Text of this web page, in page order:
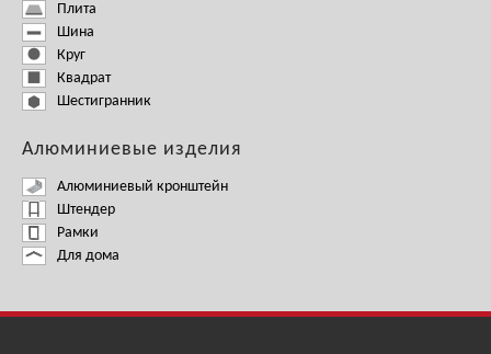
Плита
Шина
Круг
Квадрат
Шестигранник
Алюминиевые изделия
Алюминиевый кронштейн
Штендер
Рамки
Для дома